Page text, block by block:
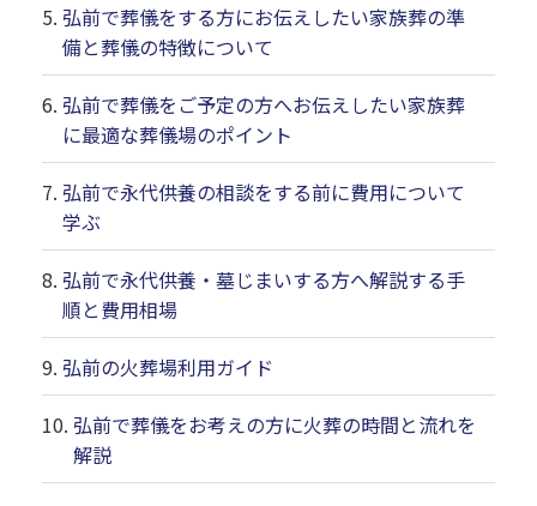
弘前で葬儀をする方にお伝えしたい家族葬の準
備と葬儀の特徴について
弘前で葬儀をご予定の方へお伝えしたい家族葬
に最適な葬儀場のポイント
弘前で永代供養の相談をする前に費用について
学ぶ
弘前で永代供養・墓じまいする方へ解説する手
順と費用相場
弘前の火葬場利用ガイド
弘前で葬儀をお考えの方に火葬の時間と流れを
解説